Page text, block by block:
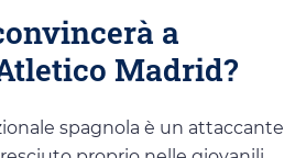
a
Madrid?
spagnola è un attaccante